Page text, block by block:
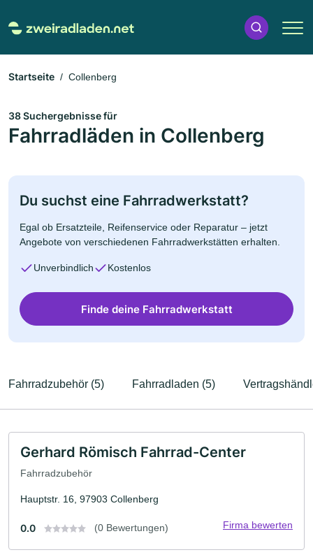
Startseite Collenberg
38 Suchergebnisse für
Fahrradläden in Collenberg
Du suchst eine Fahrradwerkstatt?
Egal ob Ersatzteile, Reifenservice oder Reparatur – jetzt
Angebote von verschiedenen Fahrradwerkstätten erhalten.
Unverbindlich Kostenlos
Finde deine Fahrradwerkstatt
Fahrradzubehör (5) Fahrradladen (5)
Gerhard Römisch Fahrrad-Center
Fahrradzubehör
Hauptstr. 16, 97903 Collenberg
0.0 (0 Bewertungen) Firma bewerten